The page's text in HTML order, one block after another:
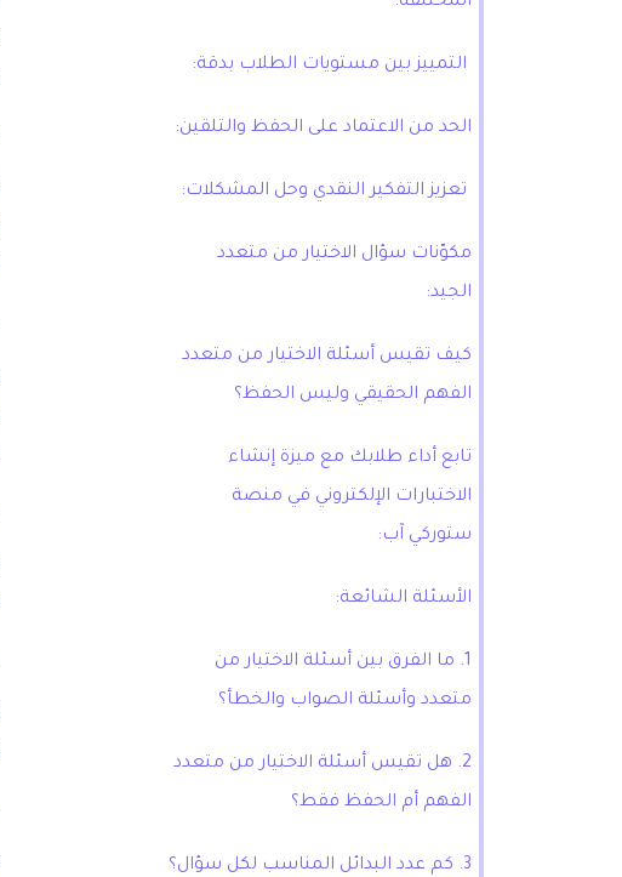
التمييز بين مستويات الطلاب بدقة:
الحد من الاعتماد على الحفظ والتلقين:
تعزيز التفكير النقدي وحل المشكلات:
مكوّنات سؤال الاختيار من متعدد
الجيد:
كيف تقيس أسئلة الاختيار من متعدد
الفهم الحقيقي وليس الحفظ؟
تابع أداء طلابك مع ميزة إنشاء
الاختبارات الإلكتروني في منصة
ستوركي آب:
الأسئلة الشائعة:
1. ما الفرق بين أسئلة الاختيار من
متعدد وأسئلة الصواب والخطأ؟
2. هل تقيس أسئلة الاختيار من متعدد
الفهم أم الحفظ فقط؟
3. كم عدد البدائل المناسب لكل سؤال؟